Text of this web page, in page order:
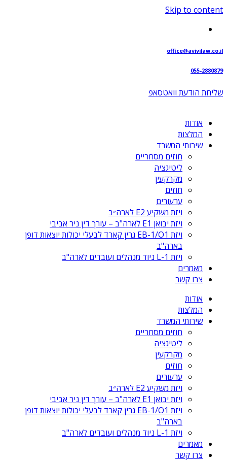
Skip to content
office@avivilaw.co.il
055-2880879
שליחת הודעת וואטסאפ⁩
אודות
המלצות
שירותי המשרד
חוזים מסחריים
ליטיגציה
מקרקעין
חוזים
ערעורים
ויזת משקיע E2 לארה״ב
ויזת יבואן E1 לארה"ב – עורך דין ניר אביבי
ויזת EB-1/O1 גרין קארד לבעלי יכולות יוצאות דופן
בארה"ב
ויזת L-1 ניוד מנהלים ועובדים לארה"ב
מאמרים
צרו קשר
אודות
המלצות
שירותי המשרד
חוזים מסחריים
ליטיגציה
מקרקעין
חוזים
ערעורים
ויזת משקיע E2 לארה״ב
ויזת יבואן E1 לארה"ב – עורך דין ניר אביבי
ויזת EB-1/O1 גרין קארד לבעלי יכולות יוצאות דופן
בארה"ב
ויזת L-1 ניוד מנהלים ועובדים לארה"ב
מאמרים
צרו קשר